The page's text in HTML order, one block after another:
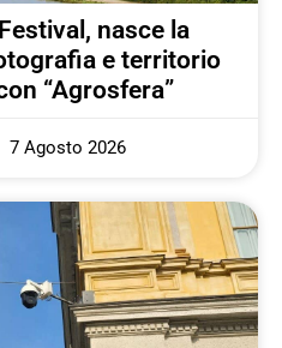
nasce la
e territorio
“Agrosfera”
7 Agosto 2026